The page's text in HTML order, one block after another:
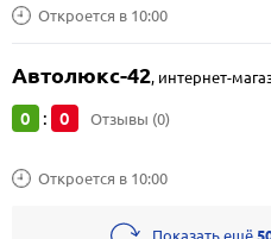
Откроется в 10:00
Автолюкс-42, интернет-
0 : 0 Отзывы (0)
Откроется в 10:00